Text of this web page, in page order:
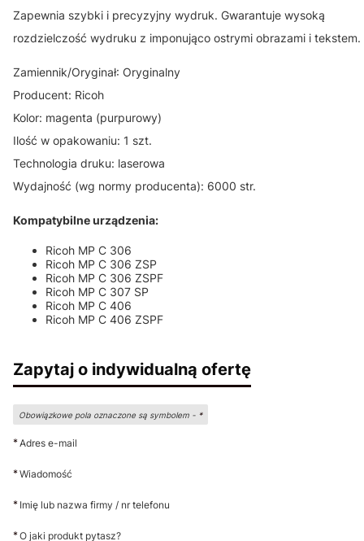
Zapewnia szybki i precyzyjny wydruk. Gwarantuje wysoką
rozdzielczość wydruku z imponująco ostrymi obrazami i tekstem.
Zamiennik/Oryginał: Oryginalny
Producent: Ricoh
Kolor: magenta (purpurowy)
Ilość w opakowaniu: 1 szt.
Technologia druku: laserowa
Wydajność (wg normy producenta): 6000 str.
Kompatybilne urządzenia:
Ricoh MP C 306
Ricoh MP C 306 ZSP
Ricoh MP C 306 ZSPF
Ricoh MP C 307 SP
Ricoh MP C 406
Ricoh MP C 406 ZSPF
Zapytaj o indywidualną ofertę
Obowiązkowe pola oznaczone są symbolem - *
*Adres e-mail
*Wiadomość
* Imię lub nazwa firmy / nr telefonu
*O jaki produkt pytasz?